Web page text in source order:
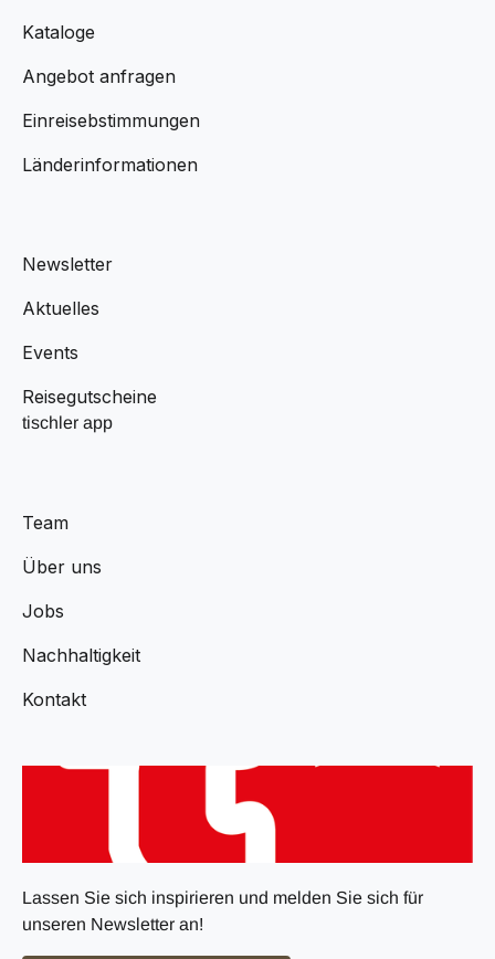
Kataloge
Angebot anfragen
Einreisebstimmungen
Länderinformationen
Newsletter
Aktuelles
Events
Reisegutscheine
tischler app
Team
Über uns
Jobs
Nachhaltigkeit
Kontakt
Lassen Sie sich inspirieren und melden Sie sich für
unseren Newsletter an!